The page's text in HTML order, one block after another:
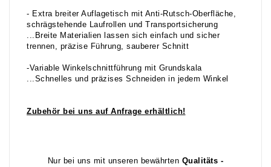
- Extra breiter Auflagetisch mit Anti-Rutsch-Oberfläche,
schrägstehende Laufrollen und Transportsicherung
...Breite Materialien lassen sich einfach und sicher
trennen, präzise Führung, sauberer Schnitt
-Variable Winkelschnittführung mit Grundskala
...Schnelles und präzises Schneiden in jedem Winkel
Zubehör bei uns auf Anfrage erhältlich!
Nur bei uns mit unseren bewährten Qualitäts -